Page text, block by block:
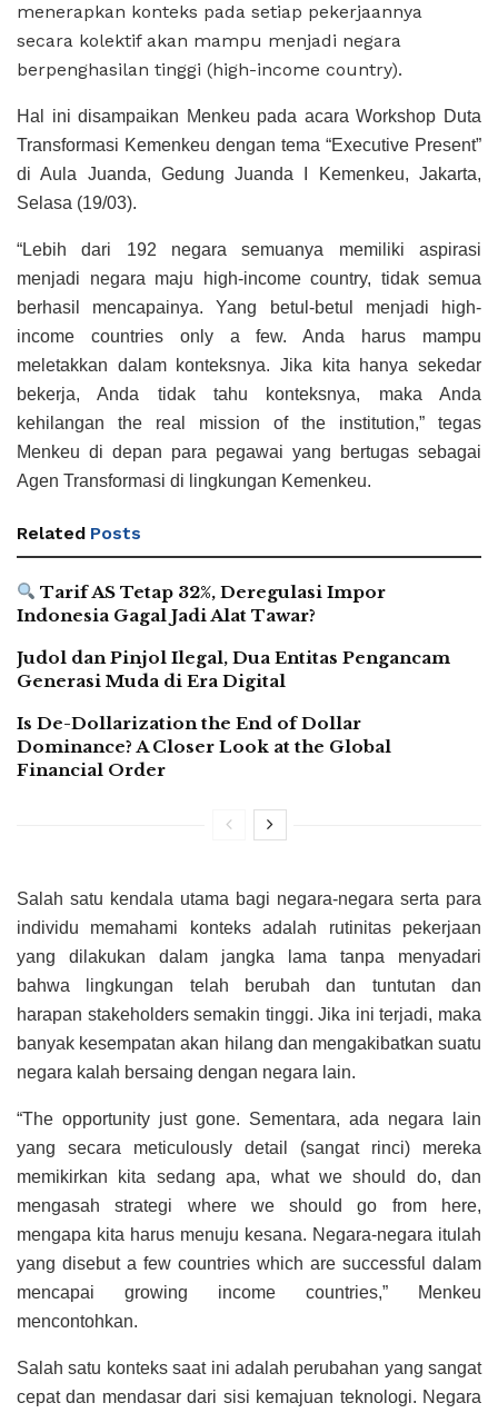
menerapkan konteks pada setiap pekerjaannya
secara kolektif akan mampu menjadi negara
berpenghasilan tinggi (high-income country).
Hal ini disampaikan Menkeu pada acara Workshop Duta
Transformasi Kemenkeu dengan tema “Executive Present”
di Aula Juanda, Gedung Juanda I Kemenkeu, Jakarta,
Selasa (19/03).
“Lebih dari 192 negara semuanya memiliki aspirasi
menjadi negara maju high-income country, tidak semua
berhasil mencapainya. Yang betul-betul menjadi high-
income countries only a few. Anda harus mampu
meletakkan dalam konteksnya. Jika kita hanya sekedar
bekerja, Anda tidak tahu konteksnya, maka Anda
kehilangan the real mission of the institution,” tegas
Menkeu di depan para pegawai yang bertugas sebagai
Agen Transformasi di lingkungan Kemenkeu.
Related Posts
Tarif AS Tetap 32%, Deregulasi Impor
Indonesia Gagal Jadi Alat Tawar?
Judol dan Pinjol Ilegal, Dua Entitas Pengancam
Generasi Muda di Era Digital
Is De-Dollarization the End of Dollar
Dominance? A Closer Look at the Global
Financial Order
Salah satu kendala utama bagi negara-negara serta para
individu memahami konteks adalah rutinitas pekerjaan
yang dilakukan dalam jangka lama tanpa menyadari
bahwa lingkungan telah berubah dan tuntutan dan
harapan stakeholders semakin tinggi. Jika ini terjadi, maka
banyak kesempatan akan hilang dan mengakibatkan suatu
negara kalah bersaing dengan negara lain.
“The opportunity just gone. Sementara, ada negara lain
yang secara meticulously detail (sangat rinci) mereka
memikirkan kita sedang apa, what we should do, dan
mengasah strategi where we should go from here,
mengapa kita harus menuju kesana. Negara-negara itulah
yang disebut a few countries which are successful dalam
mencapai growing income countries,” Menkeu
mencontohkan.
Salah satu konteks saat ini adalah perubahan yang sangat
cepat dan mendasar dari sisi kemajuan teknologi. Negara